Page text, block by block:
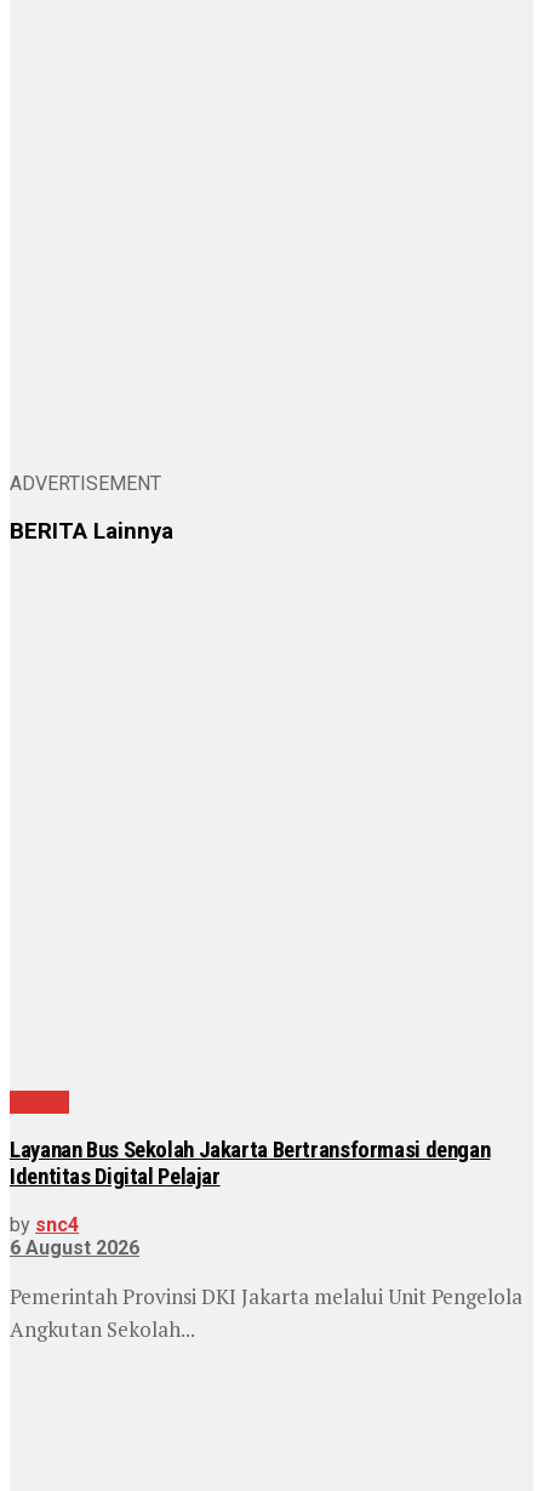
ADVERTISEMENT
BERITA Lainnya
Layanan Bus Sekolah Jakarta Bertransformasi dengan
Identitas Digital Pelajar
by snc4
6 August 2026
Pemerintah Provinsi DKI Jakarta melalui Unit Pengelola
Angkutan Sekolah...